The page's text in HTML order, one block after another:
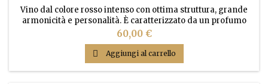
Vino dal colore rosso intenso con ottima struttura, grande
armonicità e personalità. È caratterizzato da un profumo
ampio con note di frutta matura, dal sorso vanigliato e finale
cerasuolo.
Prezzo
60,00 €
 Aggiungi al carrello